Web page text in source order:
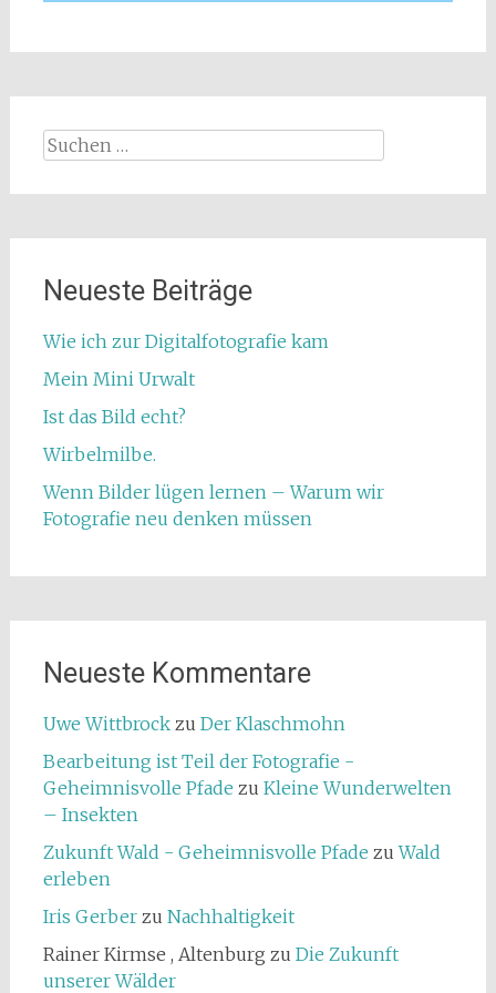
Suchen
Neueste Beiträge
Wie ich zur Digitalfotografie kam
Mein Mini Urwalt
Ist das Bild echt?
Wirbelmilbe.
Wenn Bilder lügen lernen – Warum wir
Fotografie neu denken müssen
Neueste Kommentare
Uwe Wittbrockzu Der Klaschmohn
Bearbeitung ist Teil der Fotografie -
Geheimnisvolle Pfade zu Kleine Wunderwelten
– Insekten
Zukunft Wald - Geheimnisvolle Pfade zuWald
erleben
Iris Gerberzu Nachhaltigkeit
Rainer Kirmse , Altenburg zu Die Zukunft
unserer Wälder